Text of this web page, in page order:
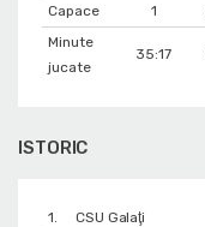
Capace 1
Minute
jucate
35:17
ISTORIC
1. CSU Galaţi